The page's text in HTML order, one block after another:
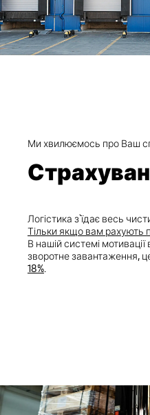
Ми хвилюємось про Ваш
Логістика з`їдає весь
Тільки якщо вам рахують
В нашій системі мотивації
зворотне завантаження,
18%